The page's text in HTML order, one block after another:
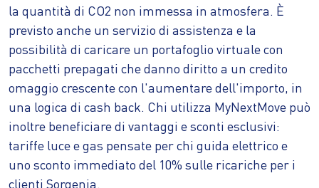
la quantità di CO2 non immessa in atmosfera. È
previsto anche un servizio di assistenza e la
possibilità di caricare un portafoglio virtuale con
pacchetti prepagati che danno diritto a un credito
omaggio crescente con l'aumentare dell'importo, in
una logica di cash back. Chi utilizza MyNextMove può
inoltre beneficiare di vantaggi e sconti esclusivi:
tariffe luce e gas pensate per chi guida elettrico e
uno sconto immediato del 10% sulle ricariche per i
clienti Sorgenia.